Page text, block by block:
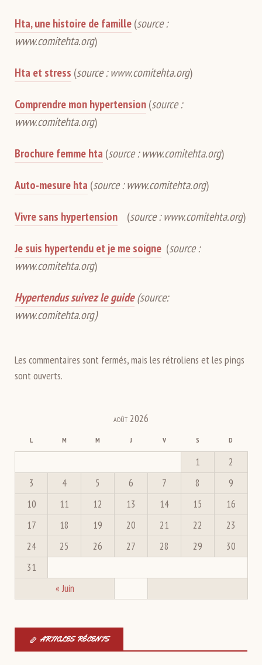
Hta, une histoire de famille(source :
www.comitehta.org)
Hta et stress (source : www.comitehta.org)
Comprendre mon hypertension(source :
www.comitehta.org)
Brochure femme hta (source : www.comitehta.org)
Auto-mesure hta (source : www.comitehta.org)
Vivre sans hypertension (source : www.comitehta.org)
Je suis hypertendu et je me soigne (source :
www.comitehta.org)
Hypertendus suivez le guide(source:
www.comitehta.org)
Les commentaires sont fermés, mais les rétroliens et les pings
sont ouverts.
août 2026
L M M J V S D
« Juin
1
2
3
4 5 6 7 8
9
10
11 12 13 14 15
16
17
18 19 20 21 22
23
24
25 26 27 28 29
30
31
ARTICLES RÉCENTS